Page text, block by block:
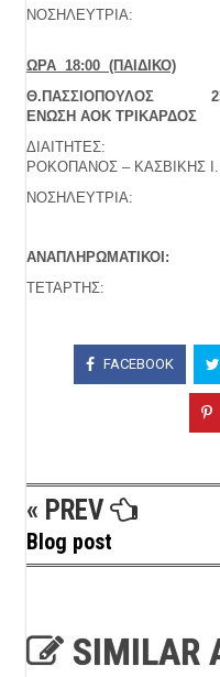
ΩΡΑ 18:00 (ΠΑΙΔΙΚΟ)
Θ.ΠΑΣΣΙΟΠΟΥΛΟΣ
ΕΝΩΣΗ ΑΟΚ ΤΡΙΚΑΡΔΟΣ
ΔΙΑΙΤΗΤΕΣ:
ΡΟΚΟΠΑΝΟΣ – ΚΑΣΒΙΚΗΣ Ι.
ΑΝΑΠΛΗΡΩΜΑΤΙΚΟΙ:
ΤΕΤΑΡΤΗΣ:
FACEBOOK
« PREV
Blog post
SIMILAR